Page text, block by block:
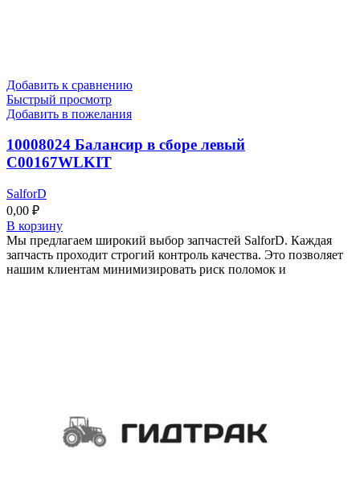
Добавить к сравнению
Быстрый просмотр
Добавить в пожелания
10008024 Балансир в сборе левый
C00167WLKIT
SalforD
0,00 ₽
В корзину
Мы предлагаем широкий выбор запчастей SalforD. Каждая
запчасть проходит строгий контроль качества. Это позволяет
нашим клиентам минимизировать риск поломок и